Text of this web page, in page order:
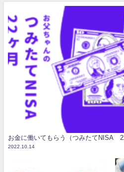
お金に働いてもらう（つみたてNISA
2022.10.14